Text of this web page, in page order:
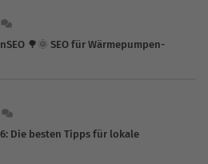
🌳🌞 SEO für Wärmepumpen-
Die besten Tipps für lokale